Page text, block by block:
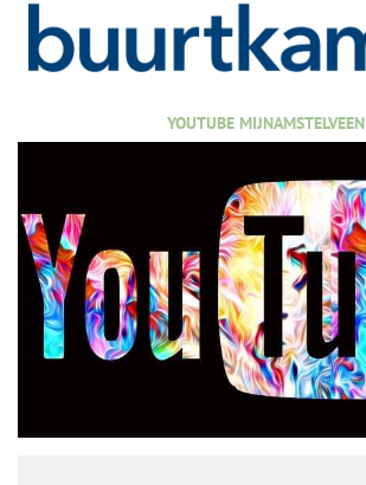
YOUTUBE MIJNAMSTELVEEN